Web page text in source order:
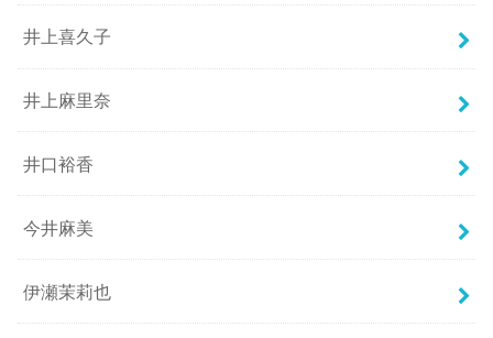
井上喜久子
井上麻里奈
井口裕香
今井麻美
伊瀬茉莉也